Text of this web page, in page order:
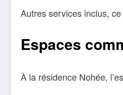
Autres services inclus,
Espaces
À la résidence Nohée,